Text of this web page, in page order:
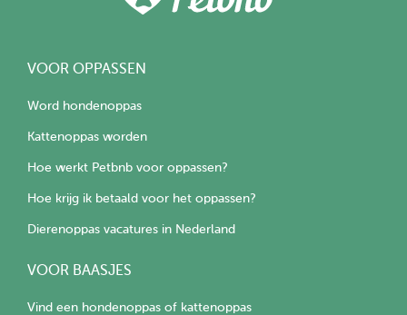
VOOR OPPASSEN
Word hondenoppas
Kattenoppas worden
Hoe werkt Petbnb voor oppassen?
Hoe krijg ik betaald voor het oppassen?
Dierenoppas vacatures in Nederland
VOOR BAASJES
Vind een hondenoppas of kattenoppas